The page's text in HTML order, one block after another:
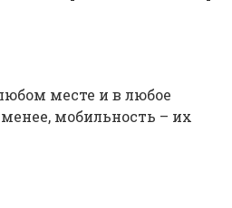
месте и в любое
мобильность – их